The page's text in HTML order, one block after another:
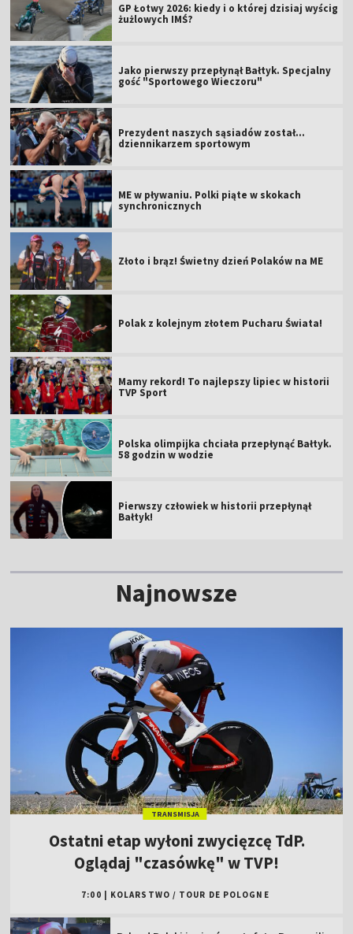
GP Łotwy 2026: kiedy i o której dzisiaj wyścig
żużlowych IMŚ?
Jako pierwszy przepłynął Bałtyk. Specjalny
gość "Sportowego Wieczoru"
Prezydent naszych sąsiadów został...
dziennikarzem sportowym
ME w pływaniu. Polki piąte w skokach
synchronicznych
Złoto i brąz! Świetny dzień Polaków na ME
Polak z kolejnym złotem Pucharu Świata!
Mamy rekord! To najlepszy lipiec w historii
TVP Sport
Polska olimpijka chciała przepłynąć Bałtyk.
58 godzin w wodzie
Pierwszy człowiek w historii przepłynął
Bałtyk!
Najnowsze
TRANSMISJA
Ostatni etap wyłoni zwycięzcę TdP.
Oglądaj "czasówkę" w TVP!
7:00 KOLARSTWO / TOUR DE POLOGNE